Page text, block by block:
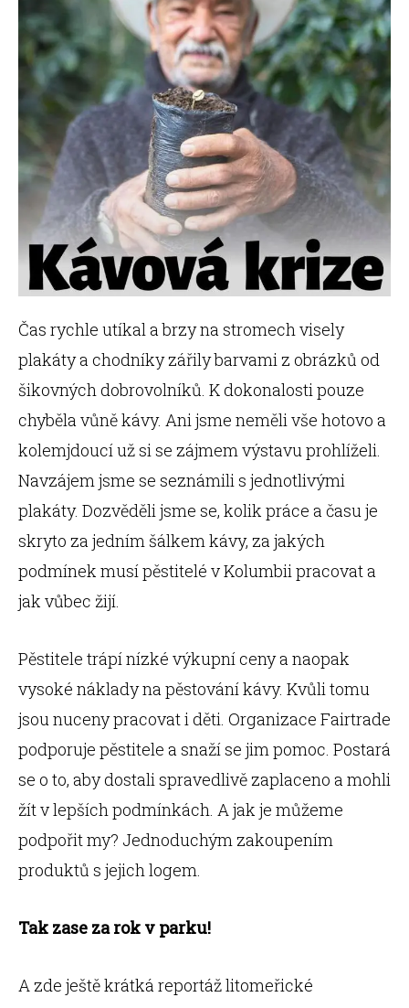
Čas rychle utíkal a brzy na stromech visely
plakáty a chodníky zářily barvami z obrázků od
šikovných dobrovolníků. K dokonalosti pouze
chyběla vůně kávy. Ani jsme neměli vše hotovo a
kolemjdoucí už si se zájmem výstavu prohlíželi.
Navzájem jsme se seznámili s jednotlivými
plakáty. Dozvěděli jsme se, kolik práce a času je
skryto za jedním šálkem kávy, za jakých
podmínek musí pěstitelé v Kolumbii pracovat a
jak vůbec žijí.
Pěstitele trápí nízké výkupní ceny a naopak
vysoké náklady na pěstování kávy. Kvůli tomu
jsou nuceny pracovat i děti. Organizace Fairtrade
podporuje pěstitele a snaží se jim pomoc. Postará
se o to, aby dostali spravedlivě zaplaceno a mohli
žít v lepších podmínkách. A jak je můžeme
podpořit my? Jednoduchým zakoupením
produktů s jejich logem.
Tak zase za rok v parku!
A zde ještě krátká reportáž litomeřické